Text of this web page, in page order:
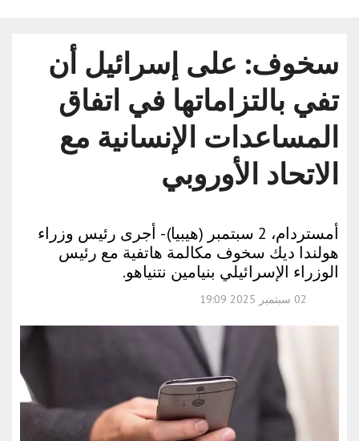
سخوف: على إسرائيل أن
تفي بالتزاماتها في اتفاق
المساعدات الإنسانية مع
الاتحاد الأوروبي
أمستردام، 2 سبتمبر (هيبيا) - أجرى رئيس وزراء
هولندا ديك سخوف مكالمة هاتفية مع رئيس
الوزراء الإسرائيلي بنيامين نتنياهو.
02 سبتمبر 2025 19:09